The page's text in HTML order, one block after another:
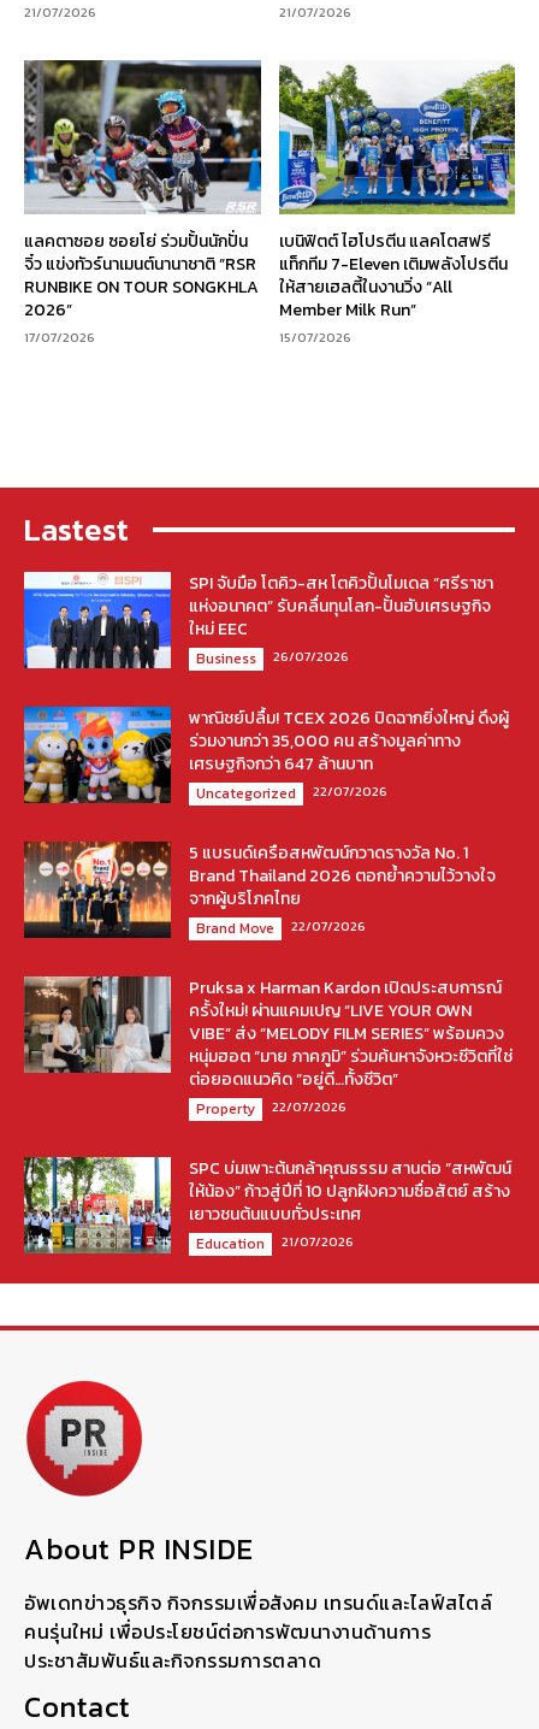
21/07/2026 21/07/2026
แลคตาซอย ซอยโย่ ร่วมปั้นนักปั่น
จิ๋ว แข่งทัวร์นาเมนต์นานาชาติ “RSR
RUNBIKE ON TOUR SONGKHLA
2026”
17/07/2026
เบนิฟิตต์ ไฮโปรตีน แลคโตสฟรี
แท็กทีม 7-Eleven เติมพลังโปรตีน
ให้สายเฮลตี้ในงานวิ่ง “All
Member Milk Run”
15/07/2026
Lastest
SPI จับมือ โตคิว-สห โตคิวปั้นโมเดล “ศรีราชา
แห่งอนาคต” รับคลื่นทุนโลก-ปั้นฮับเศรษฐกิจ
ใหม่ EEC
Business 26/07/2026
พาณิชย์ปลื้ม! TCEX 2026 ปิดฉากยิ่งใหญ่ ดึงผู้
ร่วมงานกว่า 35,000 คน สร้างมูลค่าทาง
เศรษฐกิจกว่า 647 ล้านบาท
Uncategorized 22/07/2026
5 แบรนด์เครือสหพัฒน์กวาดรางวัล No. 1
Brand Thailand 2026 ตอกย้ำความไว้วางใจ
จากผู้บริโภคไทย
Brand Move 22/07/2026
Pruksa x Harman Kardon เปิดประสบการณ์
ครั้งใหม่! ผ่านแคมเปญ “LIVE YOUR OWN
VIBE” ส่ง “MELODY FILM SERIES” พร้อมควง
หนุ่มฮอต “มาย ภาคภูมิ” ร่วมค้นหาจังหวะชีวิตที่ใช่
ต่อยอดแนวคิด “อยู่ดี…ทั้งชีวิต”
Property 22/07/2026
SPC บ่มเพาะต้นกล้าคุณธรรม สานต่อ “สหพัฒน์
ให้น้อง” ก้าวสู่ปีที่ 10 ปลูกฝังความซื่อสัตย์ สร้าง
เยาวชนต้นแบบทั่วประเทศ
Education 21/07/2026
About PR INSIDE
อัพเดทข่าวธุรกิจ กิจกรรมเพื่อสังคม เทรนด์และไลฟ์สไตล์
คนรุ่นใหม่ เพื่อประโยชน์ต่อการพัฒนางานด้านการ
ประชาสัมพันธ์และกิจกรรมการตลาด
Contact